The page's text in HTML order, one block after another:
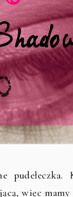
pudełeczka.
więc